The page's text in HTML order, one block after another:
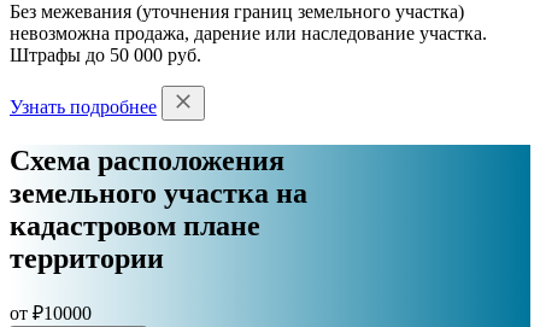
Без межевания (уточнения границ земельного участка)
невозможна продажа, дарение или наследование участка.
Штрафы до 50 000 руб.
Узнать подробнее
Схема расположения
земельного участка на
кадастровом плане
территории
от ₽10000